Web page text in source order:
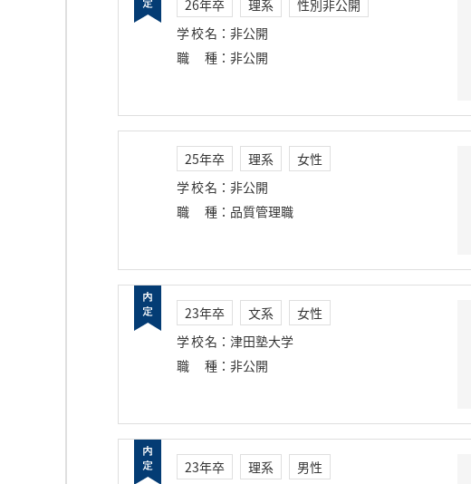
26年卒 理系
性別非公開
学校名 ： 非公開
職種 ： 非公開
25年卒 理系
女性
学校名 ： 非公開
職種 ： 品質管理職
23年卒 文系
女性
学校名 ： 津田塾大学
職種 ： 非公開
23年卒 理系
男性